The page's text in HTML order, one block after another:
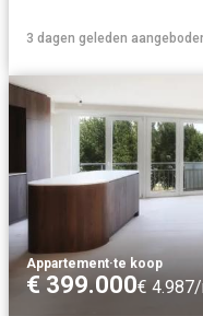
3 dagen geleden
Appartement·te koop
€ 399.000€ 4.987/